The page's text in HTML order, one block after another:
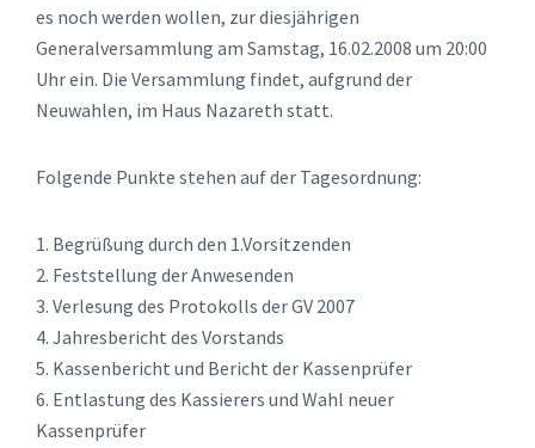
es noch werden wollen, zur diesjährigen
Generalversammlung am Samstag, 16.02.2008 um 20:00
Uhr ein. Die Versammlung findet, aufgrund der
Neuwahlen, im Haus Nazareth statt.
Folgende Punkte stehen auf der Tagesordnung:
1. Begrüßung durch den 1.Vorsitzenden
2. Feststellung der Anwesenden
3. Verlesung des Protokolls der GV 2007
4. Jahresbericht des Vorstands
5. Kassenbericht und Bericht der Kassenprüfer
6. Entlastung des Kassierers und Wahl neuer
Kassenprüfer